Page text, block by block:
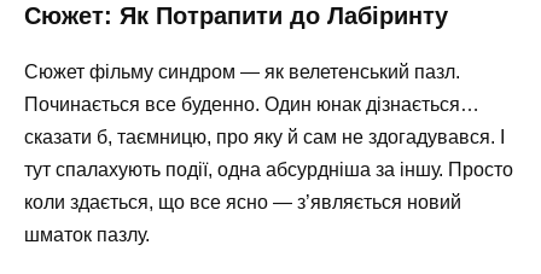
Сюжет: Як Потрапити до Лабіринту
Сюжет фільму синдром — як велетенський пазл.
Починається все буденно. Один юнак дізнається…
сказати б, таємницю, про яку й сам не здогадувався. І
тут спалахують події, одна абсурдніша за іншу. Просто
коли здається, що все ясно — з’являється новий
шматок пазлу.